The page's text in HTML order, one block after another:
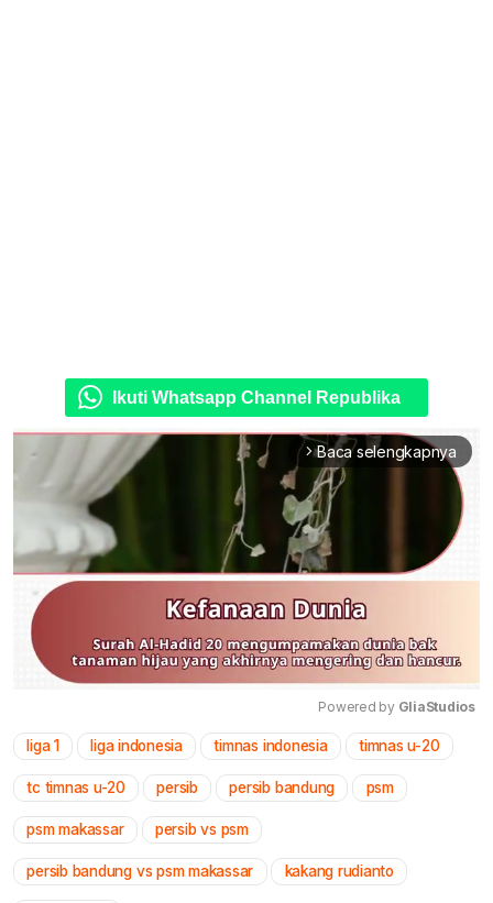
Ikuti Whatsapp Channel Republika
arrow_forward_ios Baca selengkapnya
Mute
Powered by GliaStudios
liga 1 liga indonesia timnas indonesia timnas u-20
tc timnas u-20 persib persib bandung psm
psm makassar persib vs psm
persib bandung vs psm makassar kakang rudianto